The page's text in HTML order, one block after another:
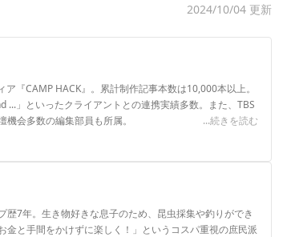
2024/10/04 更新
『CAMP HACK』。累計制作記事本数は10,000本以上。
...」といったクライアントとの連携実績多数。また、TBS
会多数の編集部員も所属。
...続きを読む
7年。生き物好きな息子のため、昆虫採集や釣りができ
金と手間をかけずに楽しく！」というコスパ重視の庶民派